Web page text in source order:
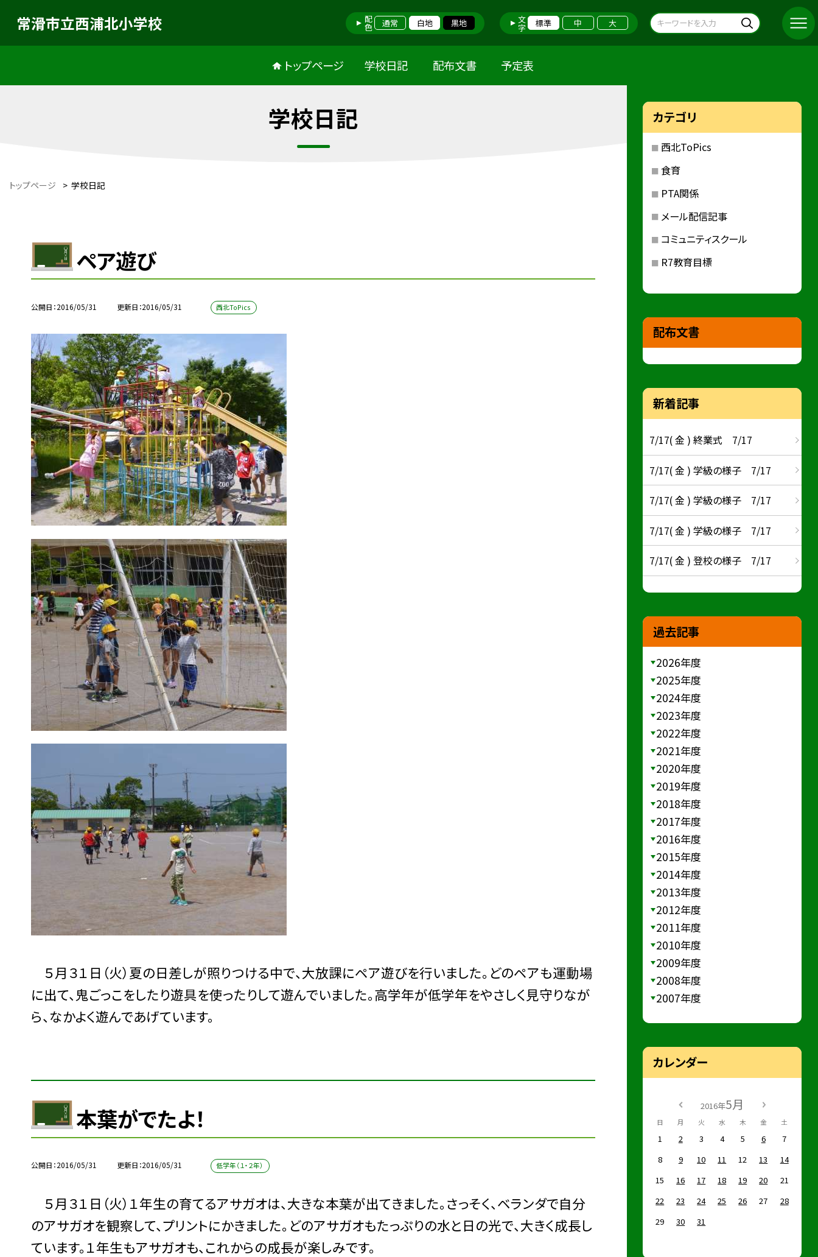
常滑市立西浦北小学校 配色 通常 白地 黒地 文字 標準 中 大
トップページ 学校日記 配布文書 予定表
学校日記
トップページ > 学校日記
ペア遊び
公開日 2016/05/31 更新日 2016/05/31 西北ToPics
５月３１日（火）夏の日差しが照りつける中で、大放課にペア遊びを行いました。どのペアも運動場
に出て、鬼ごっこをしたり遊具を使ったりして遊んでいました。高学年が低学年をやさしく見守りなが
ら、なかよく遊んであげています。
本葉がでたよ！
公開日 2016/05/31 更新日 2016/05/31 低学年（１・２年）
５月３１日（火）１年生の育てるアサガオは、大きな本葉が出てきました。さっそく、ベランダで自分
のアサガオを観察して、プリントにかきました。どのアサガオもたっぷりの水と日の光で、大きく成長し
ています。１年生もアサガオも、これからの成長が楽しみです。
カテゴリ
西北ToPics
食育
PTA関係
メール配信記事
コミュニティスクール
R7教育目標
配布文書
新着記事
7/17( 金 ) 終業式 7/17
7/17( 金 ) 学級の様子 7/17
7/17( 金 ) 学級の様子 7/17
7/17( 金 ) 学級の様子 7/17
7/17( 金 ) 登校の様子 7/17
過去記事
2026年度
2025年度
2024年度
2023年度
2022年度
2021年度
2020年度
2019年度
2018年度
2017年度
2016年度
2015年度
2014年度
2013年度
2012年度
2011年度
2010年度
2009年度
2008年度
2007年度
カレンダー
2016年5月
日 月 火 水 木 金 土
1 2 3 4 5 6
7
8
9 10 11 12 13
14
15
16 17 18 19 20
21
22
23 24 25 26 27
28
29
30 31